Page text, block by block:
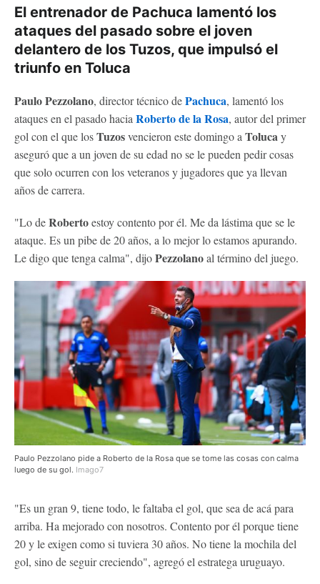
El entrenador de Pachuca lamentó los
ataques del pasado sobre el joven
delantero de los Tuzos, que impulsó el
triunfo en Toluca
Paulo Pezzolano, director técnico dePachuca, lamentó los
ataques en el pasado hacia Roberto de la Rosa, autor del primer
gol con el que losTuzosvencieron este domingo a Tolucay
aseguró que a un joven de su edad no se le pueden pedir cosas
que solo ocurren con los veteranos y jugadores que ya llevan
años de carrera.
"Lo deRobertoestoy contento por él. Me da lástima que se le
ataque. Es un pibe de 20 años, a lo mejor lo estamos apurando.
Le digo que tenga calma", dijoPezzolanoal término del juego.
Paulo Pezzolano pide a Roberto de la Rosa que se tome las cosas con calma
luego de su gol. Imago7
"Es un gran 9, tiene todo, le faltaba el gol, que sea de acá para
arriba. Ha mejorado con nosotros. Contento por él porque tiene
20 y le exigen como si tuviera 30 años. No tiene la mochila del
gol, sino de seguir creciendo", agregó el estratega uruguayo.